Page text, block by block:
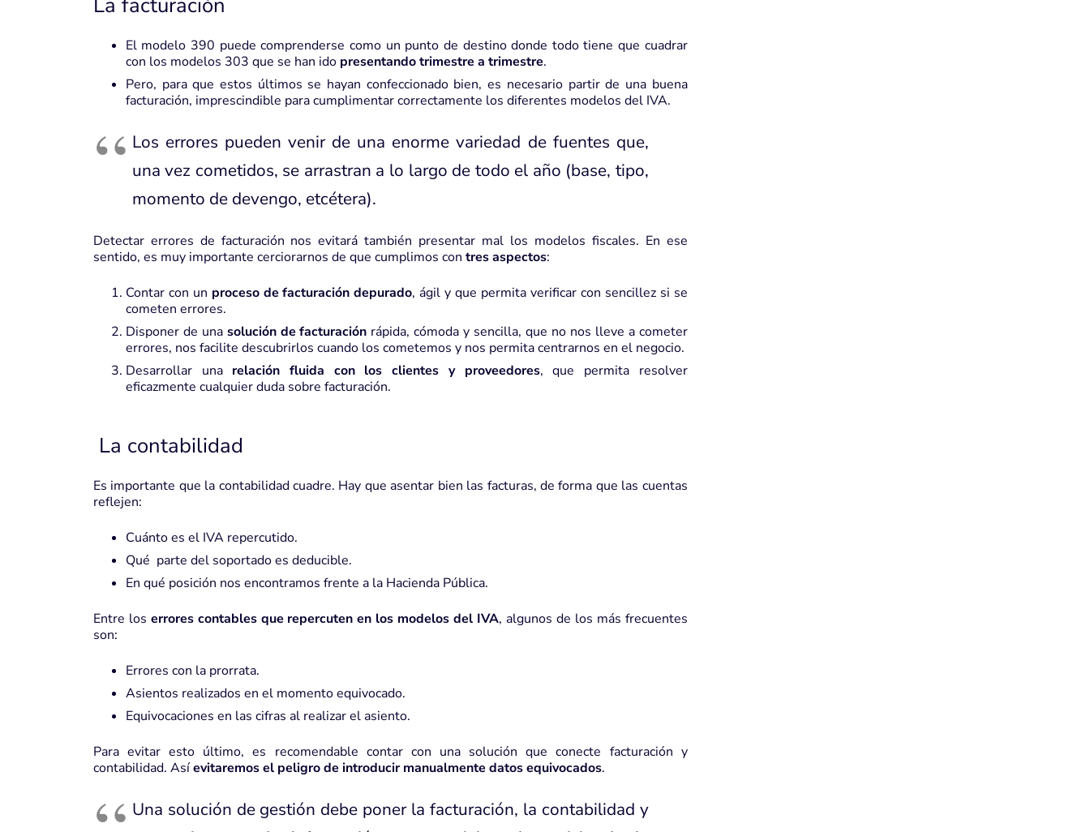
El modelo 390 puede comprenderse como un punto de destino donde todo tiene que cuadrar
con los modelos 303 que se han ido presentando trimestre a trimestre.
Pero, para que estos últimos se hayan confeccionado bien, es necesario partir de una buena
facturación, imprescindible para cumplimentar correctamente los diferentes modelos del IVA.
Los errores pueden venir de una enorme variedad de fuentes que,
una vez cometidos, se arrastran a lo largo de todo el año (base, tipo,
momento de devengo, etcétera).
Detectar errores de facturación nos evitará también presentar mal los modelos fiscales. En ese
sentido, es muy importante cerciorarnos de que cumplimos con tres aspectos:
Contar con un proceso de facturación depurado,ágil y que permita verificar con sencillez si se
cometen errores.
Disponer de una solución de facturación rápida, cómoda y sencilla, que no nos lleve a cometer
errores, nos facilite descubrirlos cuando los cometemos y nos permita centrarnos en el negocio.
Desarrollar unarelación fluida con los clientes y proveedores, que permita resolver
eficazmente cualquier duda sobre facturación.
La contabilidad
Es importante que la contabilidad cuadre. Hay que asentar bien las facturas, de forma que las cuentas
reflejen:
Cuánto es el IVA repercutido.
Qué parte del soportadoes deducible.
En qué posición nos encontramos frente a la Hacienda Pública.
Entre los errores contables que repercuten en los modelos del IVA, algunos de los más frecuentes
son:
Errores con la prorrata.
Asientos realizados en el momento equivocado.
Equivocaciones en las cifras al realizar el asiento.
Para evitar esto último, es recomendable contar con una solución que conecte facturación y
contabilidad. Asíevitaremos el peligro de introducir manualmente datos equivocados.
Una solución de gestión debe poner la facturación, la contabilidad y